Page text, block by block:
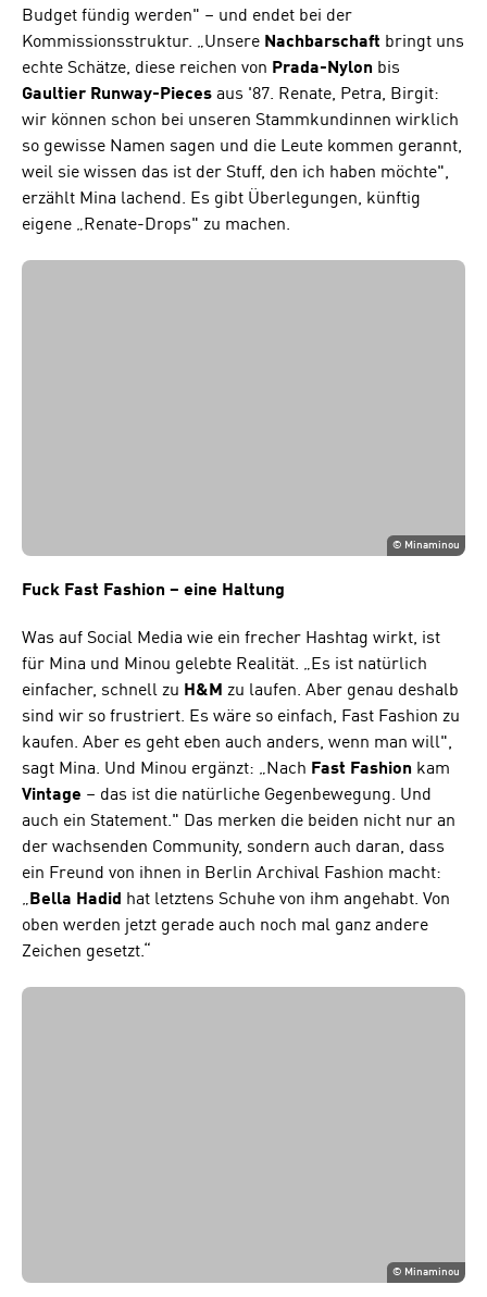
Budget fündig werden" – und endet bei der
Kommissionsstruktur. „Unsere Nachbarschaft bringt uns
echte Schätze, diese reichen von Prada-Nylon bis
Gaultier Runway-Pieces aus '87. Renate, Petra, Birgit:
wir können schon bei unseren Stammkundinnen wirklich
so gewisse Namen sagen und die Leute kommen gerannt,
weil sie wissen das ist der Stuff, den ich haben möchte",
erzählt Mina lachend. Es gibt Überlegungen, künftig
eigene „Renate-Drops" zu machen.
© Minaminou
Fuck Fast Fashion – eine Haltung
Was auf Social Media wie ein frecher Hashtag wirkt, ist
für Mina und Minou gelebte Realität. „Es ist natürlich
einfacher, schnell zu H&M zu laufen. Aber genau deshalb
sind wir so frustriert. Es wäre so einfach, Fast Fashion zu
kaufen. Aber es geht eben auch anders, wenn man will",
sagt Mina. Und Minou ergänzt: „Nach Fast Fashion kam
Vintage – das ist die natürliche Gegenbewegung. Und
auch ein Statement." Das merken die beiden nicht nur an
der wachsenden Community, sondern auch daran, dass
ein Freund von ihnen in Berlin Archival Fashion macht:
„ Bella Hadid hat letztens Schuhe von ihm angehabt. Von
oben werden jetzt gerade auch noch mal ganz andere
Zeichen gesetzt.“
© Minaminou